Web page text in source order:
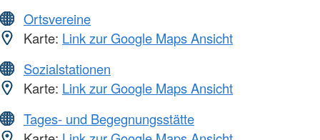
Ortsvereine
Karte: Link zur Google Maps Ansicht
Sozialstationen
Karte: Link zur Google Maps Ansicht
Tages- und Begegnungsstätte